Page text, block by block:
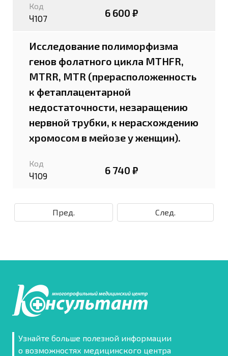
Код
Ч107 6 600 ₽
Исследование полиморфизма
генов фолатного цикла MTHFR,
MTRR, MTR (прерасположенность
к фетаплацентарной
недостаточности, незаращению
нервной трубки, к нерасхождению
хромосом в мейозе у женщин).
Код
Ч109 6 740 ₽
Пред. След.
Узнайте больше полезной информации
о возможностях медицинского центра